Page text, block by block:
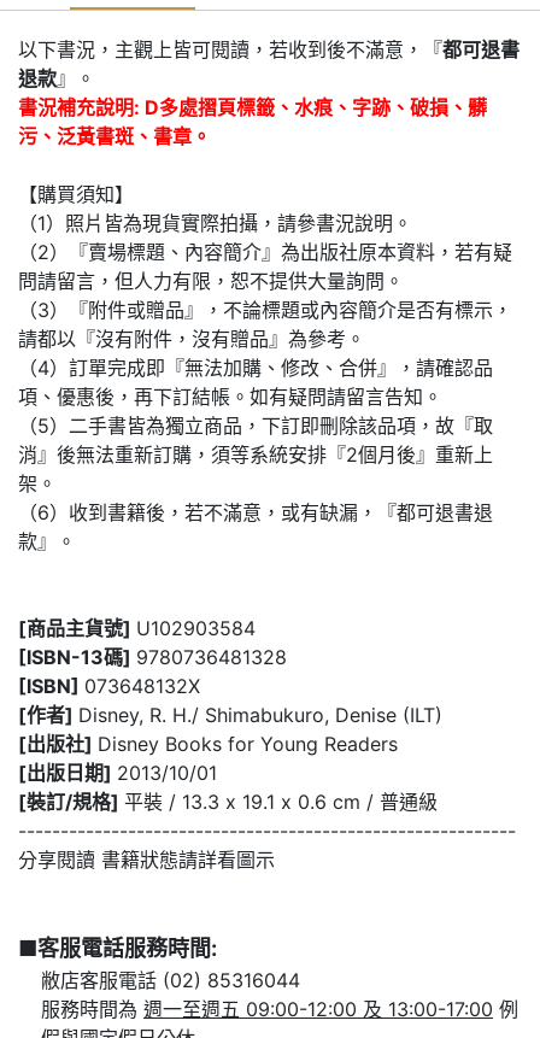
以下書況，主觀上皆可閱讀，若收到後不滿意，『都可退書
退款』。
書況補充說明: D多處摺頁標籤、水痕、字跡、破損、髒
污、泛黃書斑、書章。
【購買須知】
（1）照片皆為現貨實際拍攝，請參書況說明。
（2）『賣場標題、內容簡介』為出版社原本資料，若有疑
問請留言，但人力有限，恕不提供大量詢問。
（3）『附件或贈品』，不論標題或內容簡介是否有標示，
請都以『沒有附件，沒有贈品』為參考。
（4）訂單完成即『無法加購、修改、合併』，請確認品
項、優惠後，再下訂結帳。如有疑問請留言告知。
（5）二手書皆為獨立商品，下訂即刪除該品項，故『取
消』後無法重新訂購，須等系統安排『2個月後』重新上
架。
（6）收到書籍後，若不滿意，或有缺漏，『都可退書退
款』。
[商品主貨號] U102903584
[ISBN-13碼] 9780736481328
[ISBN] 073648132X
[作者] Disney, R. H./ Shimabukuro, Denise (ILT)
[出版社] Disney Books for Young Readers
[出版日期] 2013/10/01
[裝訂/規格] 平裝 / 13.3 x 19.1 x 0.6 cm / 普通級
-----------------------------------------------------------
分享閱讀 書籍狀態請詳看圖示
■客服電話服務時間:
敝店客服電話 (02) 85316044
服務時間為 週一至週五 09:00-12:00 及 13:00-17:00 例